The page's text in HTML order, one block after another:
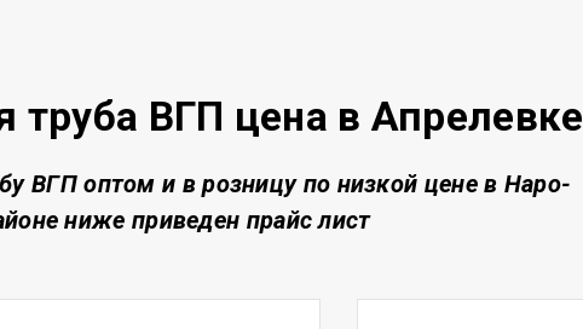
труба ВГП цена в Апрелевке
ВГП оптом и в розницу по низкой ценев Наро-
ниже приведен прайс лист